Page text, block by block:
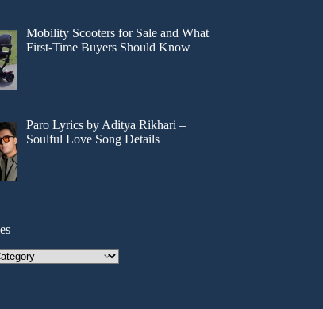
Mobility Scooters for Sale and What
First-Time Buyers Should Know
Paro Lyrics by Aditya Rikhari –
Soulful Love Song Details